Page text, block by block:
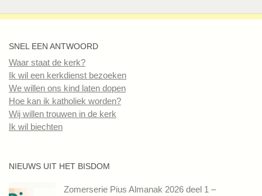
SNEL EEN ANTWOORD
Waar staat de kerk?
Ik wil een kerkdienst bezoeken
We willen ons kind laten dopen
Hoe kan ik katholiek worden?
Wij willen trouwen in de kerk
Ik wil biechten
NIEUWS UIT HET BISDOM
Zomerserie Pius Almanak 2026 deel 1 –